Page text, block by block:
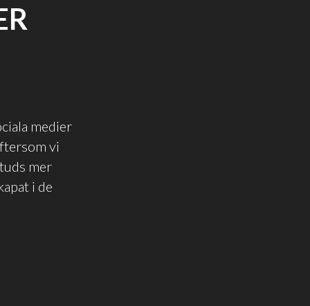
medier
vi
mer
i de